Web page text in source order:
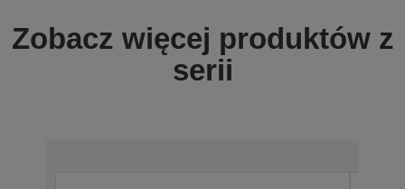
Zobacz więcej produktów z
serii